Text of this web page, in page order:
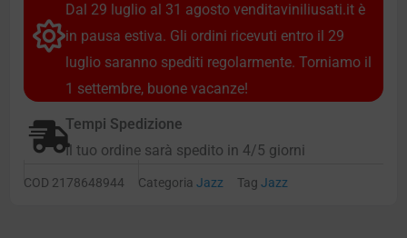
Dal 29 luglio al 31 agosto venditaviniliusati.it è
in pausa estiva. Gli ordini ricevuti entro il 29
luglio saranno spediti regolarmente. Torniamo il
1 settembre, buone vacanze!
Tempi Spedizione
Il tuo ordine sarà spedito in 4/5 giorni
COD 2178648944 Categoria Jazz Tag Jazz